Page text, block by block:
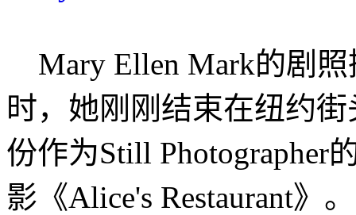
Mary Ellen Mark的剧照
时，她刚刚结束在纽约
份作为Still
影《Alice's Restaurant》